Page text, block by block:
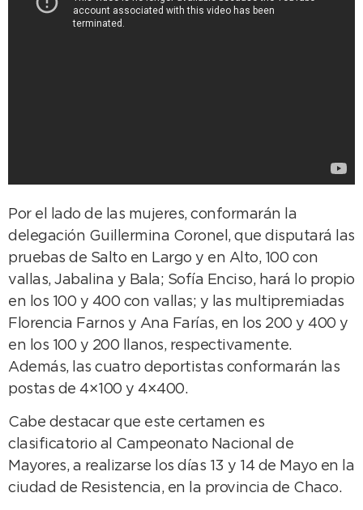
Por el lado de las mujeres, conformarán la
delegación Guillermina Coronel, que disputará las
pruebas de Salto en Largo y en Alto, 100 con
vallas, Jabalina y Bala; Sofía Enciso, hará lo propio
en los 100 y 400 con vallas; y las multipremiadas
Florencia Farnos y Ana Farías, en los 200 y 400 y
en los 100 y 200 llanos, respectivamente.
Además, las cuatro deportistas conformarán las
postas de 4×100 y 4×400.
Cabe destacar que este certamen es
clasificatorio al Campeonato Nacional de
Mayores, a realizarse los días 13 y 14 de Mayo en la
ciudad de Resistencia, en la provincia de Chaco.